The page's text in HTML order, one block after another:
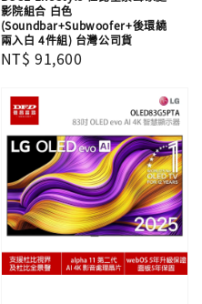
影院組合 白色
(Soundbar+Subwoofer+後環繞
兩入白 4件組) 台灣公司貨
Regular
NT$ 91,600